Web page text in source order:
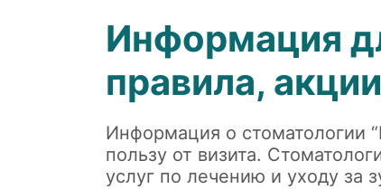
Информация
правила,
Информация о стоматологии
пользу от визита.
услуг по лечению и уходу за